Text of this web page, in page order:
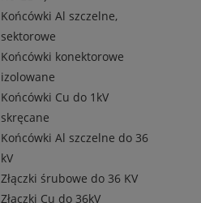
Końcówki Al szczelne,
sektorowe
Końcówki konektorowe
izolowane
Końcówki Cu do 1kV
skręcane
Końcówki Al szczelne do 36
kV
Złączki śrubowe do 36 KV
Złączki Cu do 36kV